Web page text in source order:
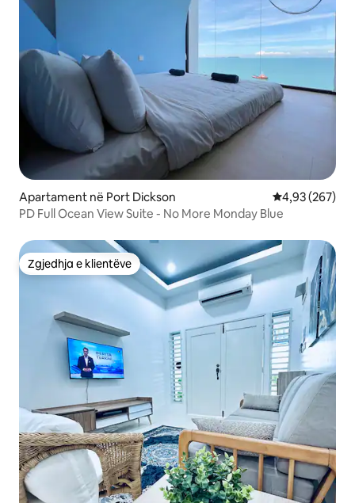
Apartament në Port Dickson Vlerësimi
4,93 (267)
PD Full Ocean View Suite - No More Monday Blue
Zgjedhja e klientëve
Zgjedhja e klientëve